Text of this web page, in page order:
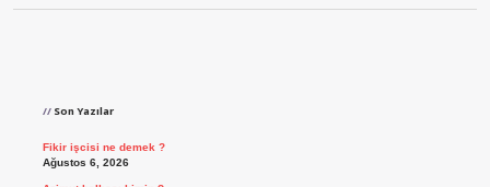
Son Yazılar
Fikir işcisi ne demek ?
Ağustos 6, 2026